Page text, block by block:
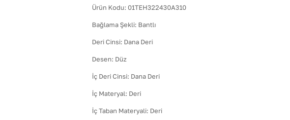
Ürün Kodu:01TEH322430A310
Bağlama Şekli: Bantlı
Deri Cinsi: Dana Deri
Desen: Düz
İç Deri Cinsi: Dana Deri
İç Materyal: Deri
İç Taban Materyali: Deri